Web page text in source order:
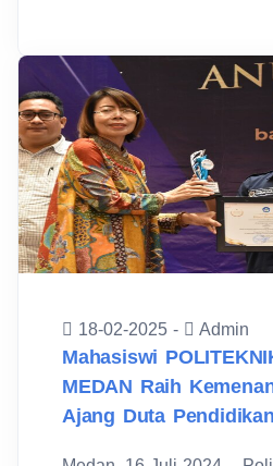
18-02-2025 - Admin
Mahasiswi
MEDAN Raih
Ajang Duta